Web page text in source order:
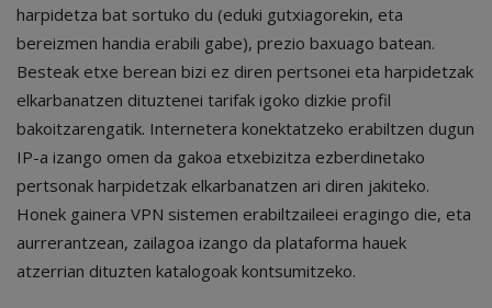
harpidetza bat sortuko du (eduki gutxiagorekin, eta
bereizmen handia erabili gabe), prezio baxuago batean.
Besteak etxe berean bizi ez diren pertsonei eta harpidetzak
elkarbanatzen dituztenei tarifak igoko dizkie profil
bakoitzarengatik. Internetera konektatzeko erabiltzen dugun
IP-a izango omen da gakoa etxebizitza ezberdinetako
pertsonak harpidetzak elkarbanatzen ari diren jakiteko.
Honek gainera VPN sistemen erabiltzaileei eragingo die, eta
aurrerantzean, zailagoa izango da plataforma hauek
atzerrian dituzten katalogoak kontsumitzeko.